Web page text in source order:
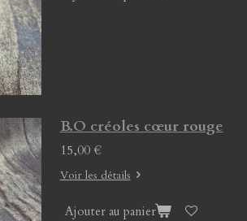
B.O créoles cœur rouge
15,00 €
Voir les détails
Ajouter au panier